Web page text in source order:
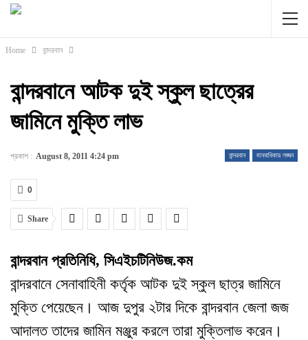
Home বান্দরবান
বান্দরবানে আটক দুই স্কুল ছাত্রের
জামিনে মুক্তি লাভ
বান্দরবান মানবাধিকার লঙ্ঘন
প্রকাশ : August 8, 2011 4:24 pm
0
Share
বান্দরবান প্রতিনিধি, সিএইচটিনিউজ.কম
বান্দরবানে সেনাবাহিনী কর্তৃক আটক দুই স্কুল ছাত্র জামিনে
মুক্তি পেয়েছেন। আজ দুপুর ২টার দিকে বান্দরবান জেলা জজ
আদালত তাদের জামিন মঞ্জুর করলে তারা মুক্তিলাভ করেন।